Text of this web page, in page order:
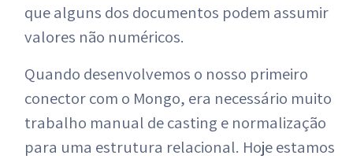
que alguns dos documentos podem assumir
valores não numéricos.
Quando desenvolvemos o nosso primeiro
conector com o Mongo, era necessário muito
trabalho manual de casting e normalização
para uma estrutura relacional. Hoje estamos